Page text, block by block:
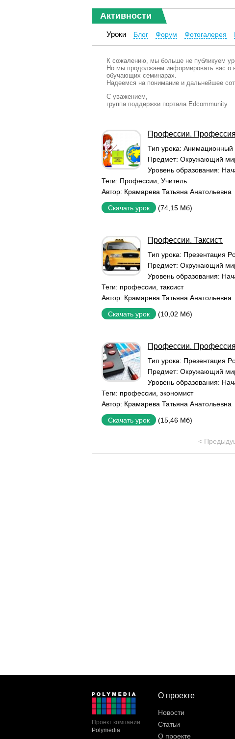
Активности
Уроки Блог Форум Фотогалерея
К сожалению, мы больше не публикуем
Но мы продолжаем информировать вас о
обучающих семинарах.
Надеемся на понимание и дальнейшее
С уважением,
группа поддержки портала Edcommunity
Профессии. Профессия
Тип урока: Aнимационный
Предмет: Окружающий
Уровень образования:
Теги: Профессии Учитель
Автор: Крамарева Татьяна Анатольевна
Скачать урок (74,15 Мб)
Профессии. Таксист.
Тип урока: Презентация
Предмет: Окружающий
Уровень образования:
Теги: профессии таксист
Автор: Крамарева Татьяна Анатольевна
Скачать урок (10,02 Мб)
Профессии. Профессия
Тип урока: Презентация
Предмет: Окружающий
Уровень образования:
Теги: профессии экономист
Автор: Крамарева Татьяна Анатольевна
Скачать урок (15,46 Мб)
<
Проект компании
Polymedia
О проекте
Новости
Статьи
О проекте